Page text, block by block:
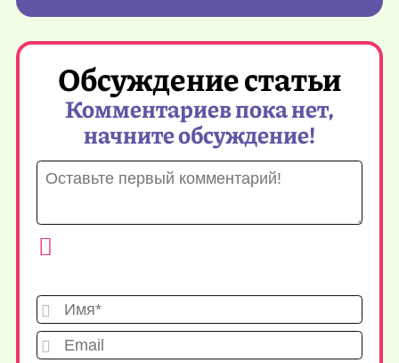
Обсуждение статьи
Комментариев пока нет,
начните обсуждение!
Имя*